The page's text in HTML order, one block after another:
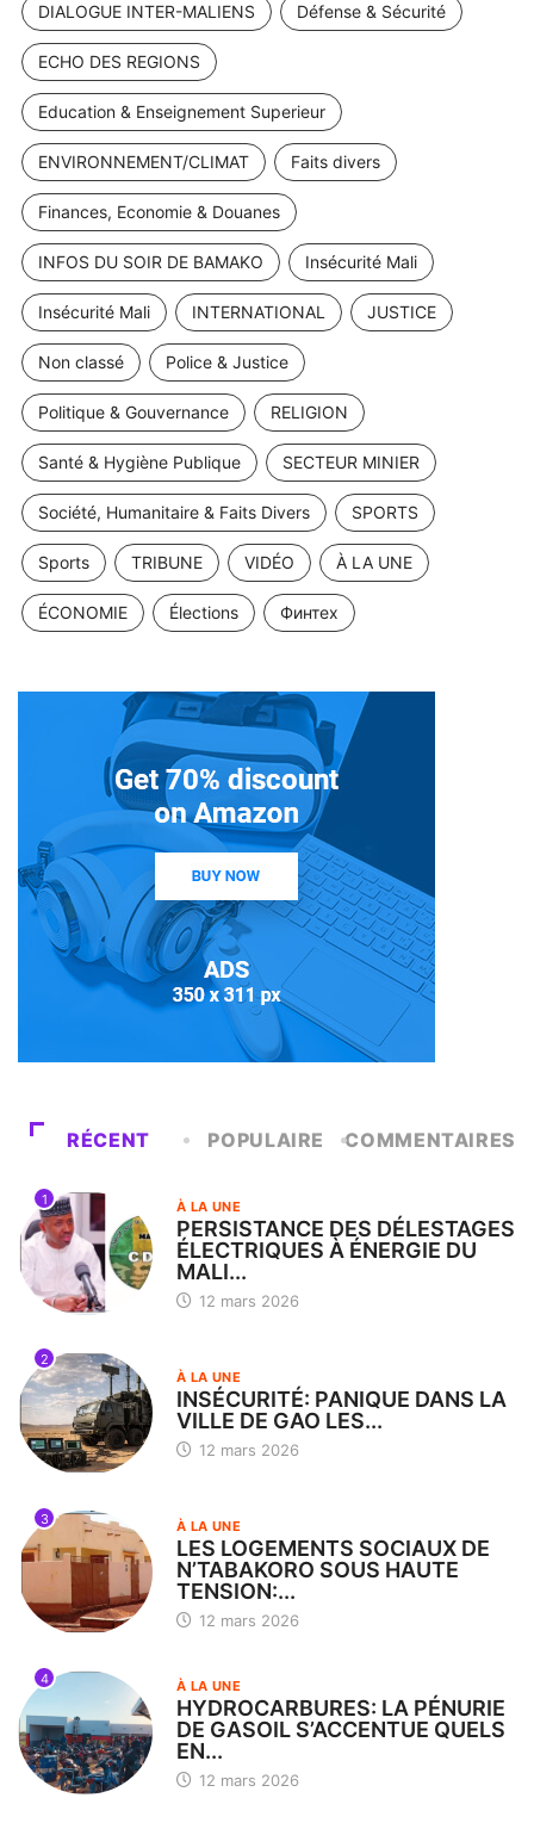
DIALOGUE INTER-MALIENS Défense & Sécurité
ECHO DES REGIONS
Education & Enseignement Superieur
ENVIRONNEMENT/CLIMAT Faits divers
Finances, Economie & Douanes
INFOS DU SOIR DE BAMAKO Insécurité Mali
Insécurité Mali INTERNATIONAL JUSTICE
Non classé Police & Justice
Politique & Gouvernance RELIGION
Santé & Hygiène Publique SECTEUR MINIER
Société, Humanitaire & Faits Divers SPORTS
Sports TRIBUNE VIDÉO À LA UNE
ÉCONOMIE Élections Финтех
RÉCENT POPULAIRE COMMENTAIRES
1 À LA UNE
PERSISTANCE DES DÉLESTAGES
ÉLECTRIQUES À ÉNERGIE DU
MALI...
12 mars 2026
2
À LA UNE
INSÉCURITÉ: PANIQUE DANS LA
VILLE DE GAO LES...
12 mars 2026
3 À LA UNE
LES LOGEMENTS SOCIAUX DE
N’TABAKORO SOUS HAUTE
TENSION:...
12 mars 2026
4 À LA UNE
HYDROCARBURES: LA PÉNURIE
DE GASOIL S’ACCENTUE QUELS
EN...
12 mars 2026